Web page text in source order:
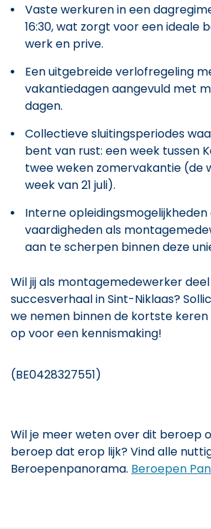
Vaste werkuren in een
16:30, wat zorgt voor een ideale
werk en prive.
Een uitgebreide verlofregeling
vakantiedagen aangevuld met
dagen.
Collectieve sluitingsperiodes
bent van rust: een week tussen
twee weken zomervakantie (de
week van 21 juli).
Interne opleidingsmogelijkheden
vaardigheden als
aan te scherpen binnen deze
Wil jij als montagemedewerker
succesverhaal in Sint-Niklaas?
we nemen binnen de kortste
op voor een kennismaking!
(BE0428327551)
Wil je meer weten over dit beroep
beroep dat erop lijk? Vind alle
Beroepenpanorama. Beroepen